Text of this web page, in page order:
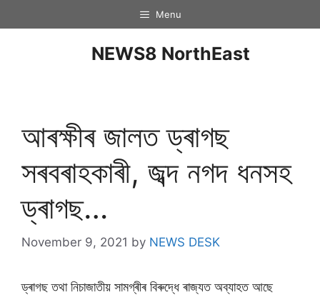
Menu
NEWS8 NorthEast
আৰক্ষীৰ জালত ড্ৰাগছ
সৰবৰাহকাৰী, জব্দ নগদ ধনসহ
ড্ৰাগছ…
November 9, 2021 by NEWS DESK
ড্ৰাগছ তথা নিচাজাতীয় সামগ্ৰীৰ বিৰুদ্ধে ৰাজ্যত অব্যাহত আছে